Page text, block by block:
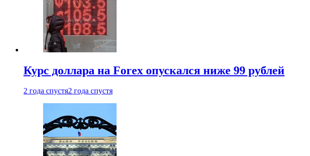
Курс доллара на Forex опускался ниже 99 рублей
2 года спустя2 года спустя